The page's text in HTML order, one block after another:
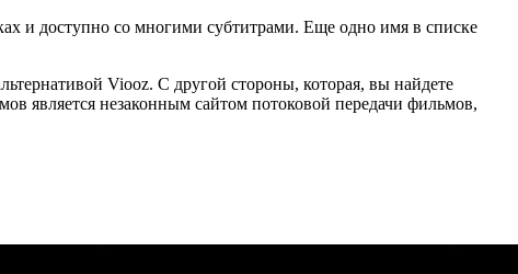
и доступно со многими субтитрами. Еще одно имя в списке
Viooz. С другой стороны, которая, вы найдете
является незаконным сайтом потоковой передачи фильмов,